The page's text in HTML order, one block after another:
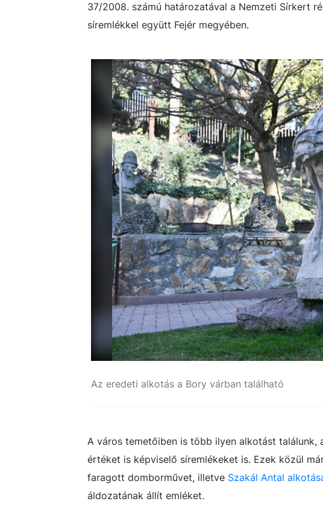
37/2008. számú határozatával a Nemzeti Sírkert
síremlékkel együtt Fejér megyében.
Az eredeti alkotás a Bory várban található
A város temetőiben is több ilyen alkotást találunk,
értéket is képviselő síremlékeket is. Ezek közül
faragott domborművet, illetve Szakál Antal
áldozatának állít emléket.